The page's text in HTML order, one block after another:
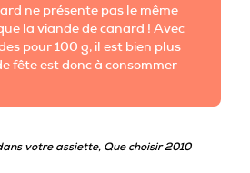
ne présente pas le même
la viande de canard ! Avec
pour 100 g, il est bien plus
fête est donc à consommer
votre assiette, Que choisir 2010